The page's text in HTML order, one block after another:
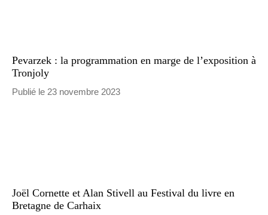
Pevarzek : la programmation en marge de l’exposition à
Tronjoly
Publié le 23 novembre 2023
Joël Cornette et Alan Stivell au Festival du livre en
Bretagne de Carhaix